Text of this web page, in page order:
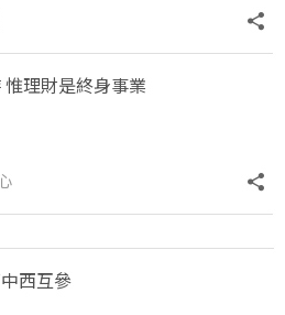
理財是終身事業
西互參